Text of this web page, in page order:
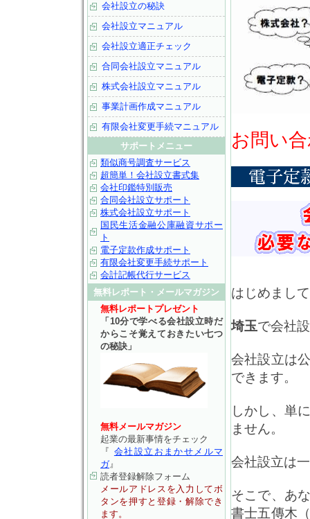
お問い
はじめまし
埼玉で会社
会社設立は
できます。
しかし、単
ません。
会社設立は
そこで、あ
書士五傳木
会社設立の秘訣
会社設立マニュアル
会社設立適正チェック
合同会社設立マニュアル
株式会社設立マニュアル
事業計画作成マニュアル
有限会社変更手続マニュアル
サポートメニュー
類似商号調査サービス
超簡単！会社設立書式集
会社印鑑特別販売
合同会社設立サポート
株式会社設立サポート
国民生活金融公庫融資サポー
ト
電子定款作成サポート
有限会社変更手続サポート
会計記帳代行サービス
無料レポート・メールマガジン
無料レポートプレゼント
「10分で学べる会社設立時だ
からこそ覚えておきたい七つ
の秘訣」
無料メールマガジン
起業の最新事情をチェック
『 会社設立おまかせメルマ
ガ』
読者登録解除フォーム
メールアドレスを入力してボ
タンを押すと登録・解除でき
ます。